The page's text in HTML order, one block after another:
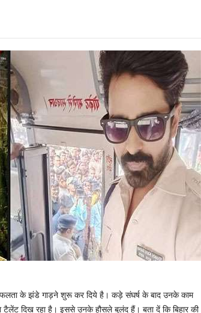
सफलता के झंडे गाड़ने शुरू कर दिये है। कड़े संघर्ष के बाद उनके काम
टैलेंट दिख रहा है। इससे उनके हौसले बुलंद हैं। बता दें कि बिहार की